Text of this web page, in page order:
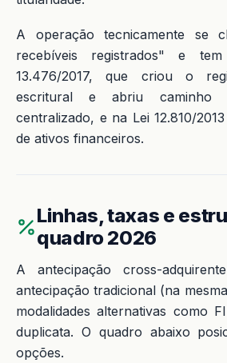
A operação tecnicamente se
recebíveis registrados" e
13.476/2017, que criou o
escritural e abriu caminho
centralizado, e na Lei 12.810/
de ativos financeiros.
Linhas, taxas e
quadro 2026
A antecipação cross-
antecipação tradicional (na
modalidades alternativas como
duplicata. O quadro abaixo
opções.